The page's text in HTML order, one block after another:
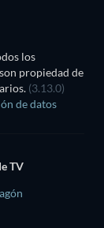
los
propiedad de
(3.13.0)
de datos
TV